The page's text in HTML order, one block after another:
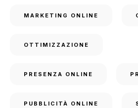
MARKETING ONLINE
OTTIMIZZAZIONE
PRESENZA ONLINE
PUBBLICITÀ ONLINE